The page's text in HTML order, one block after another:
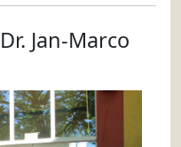
Jan-Marco